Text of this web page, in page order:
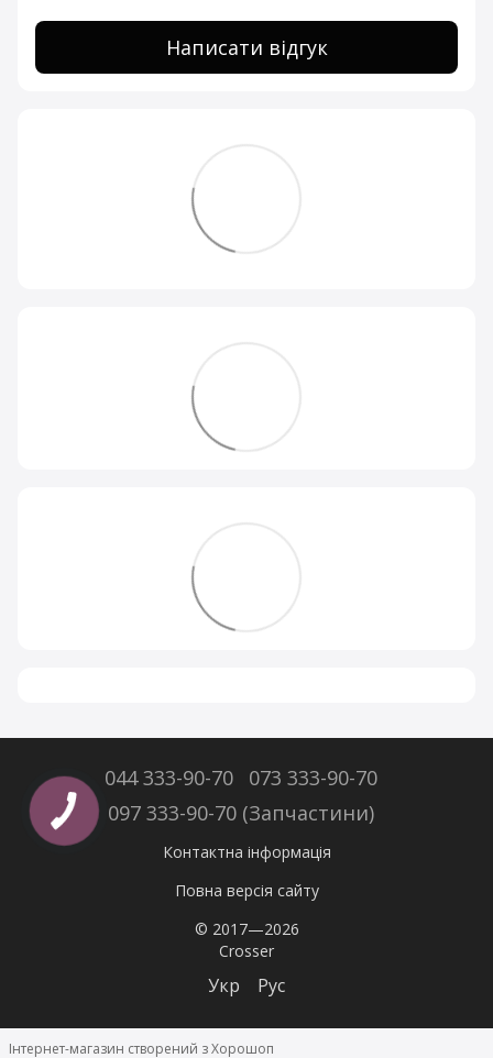
Написати відгук
044 333-90-70
073 333-90-70
097 333-90-70 (Запчастини)
Контактна інформація
Повна версія сайту
© 2017—2026
Crosser
Укр Рус
Інтернет-магазин створений з Хорошоп